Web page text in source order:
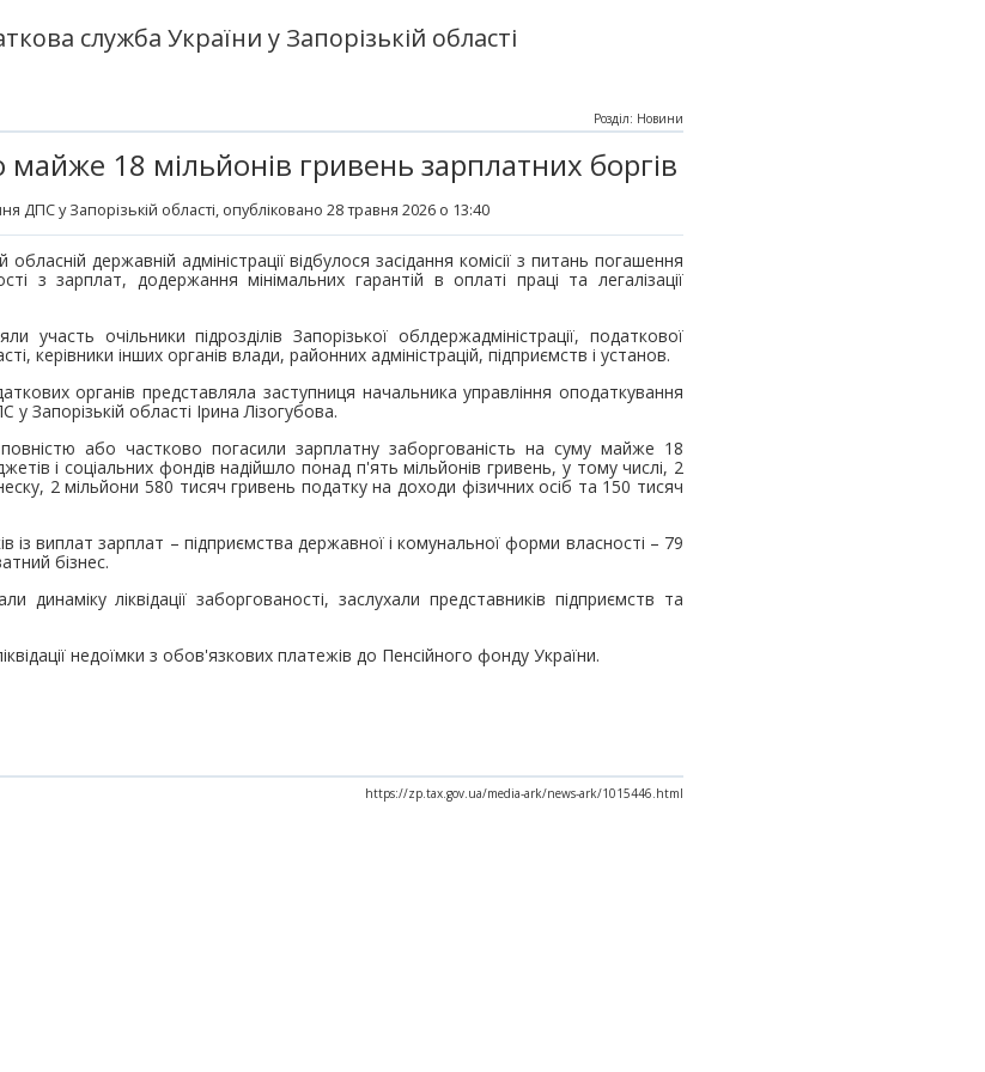
служба України у Запорізькій області
18 мільйонів гривень зарплатних боргів
ДПС у Запорізькій області, опубліковано 28 травня 2026 о 13:40
Розділ: Новини
обласній державній адміністрації відбулося засідання комісії з питань погашення
з зарплат, додержання мінімальних гарантій в оплаті праці та легалізації
участь очільники підрозділів Запорізької облдержадміністрації, податкової
керівники інших органів влади, районних адміністрацій, підприємств і установ.
органів представляла заступниця начальника управління оподаткування
Запорізькій області Ірина Лізогубова.
або частково погасили зарплатну заборгованість на суму майже 18
і соціальних фондів надійшло понад п'ять мільйонів гривень, у тому числі, 2
2 мільйони 580 тисяч гривень податку на доходи фізичних осіб та 150 тисяч
із виплат зарплат – підприємства державної і комунальної форми власності – 79
бізнес.
динаміку ліквідації заборгованості, заслухали представників підприємств та
недоїмки з обов'язкових платежів до Пенсійного фонду України.
https://zp.tax.gov.ua/media-ark/news-ark/1015446.html